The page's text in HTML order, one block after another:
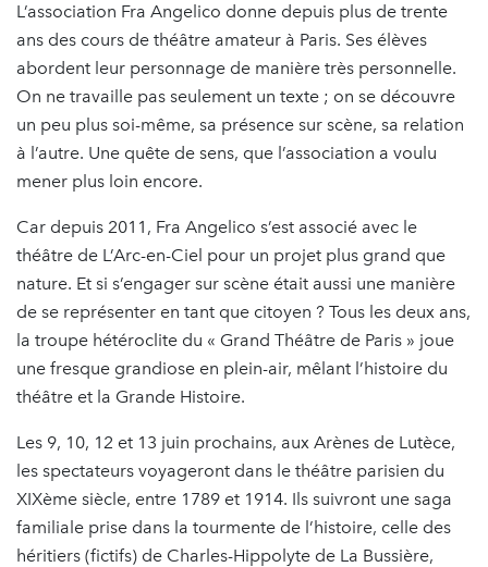
L’association Fra Angelico donne depuis plus de trente
ans des cours de théâtre amateur à Paris. Ses élèves
abordent leur personnage de manière très personnelle.
On ne travaille pas seulement un texte ; on se découvre
un peu plus soi-même, sa présence sur scène, sa relation
à l’autre. Une quête de sens, que l’association a voulu
mener plus loin encore.
Car depuis 2011, Fra Angelico s’est associé avec le
théâtre de L’Arc-en-Ciel pour un projet plus grand que
nature. Et si s’engager sur scène était aussi une manière
de se représenter en tant que citoyen ? Tous les deux ans,
la troupe hétéroclite du « Grand Théâtre de Paris » joue
une fresque grandiose en plein-air, mêlant l’histoire du
théâtre et la Grande Histoire.
Les 9, 10, 12 et 13 juin prochains, aux Arènes de Lutèce,
les spectateurs voyageront dans le théâtre parisien du
XIXème siècle, entre 1789 et 1914. Ils suivront une saga
familiale prise dans la tourmente de l’histoire, celle des
héritiers (fictifs) de Charles-Hippolyte de La Bussière,